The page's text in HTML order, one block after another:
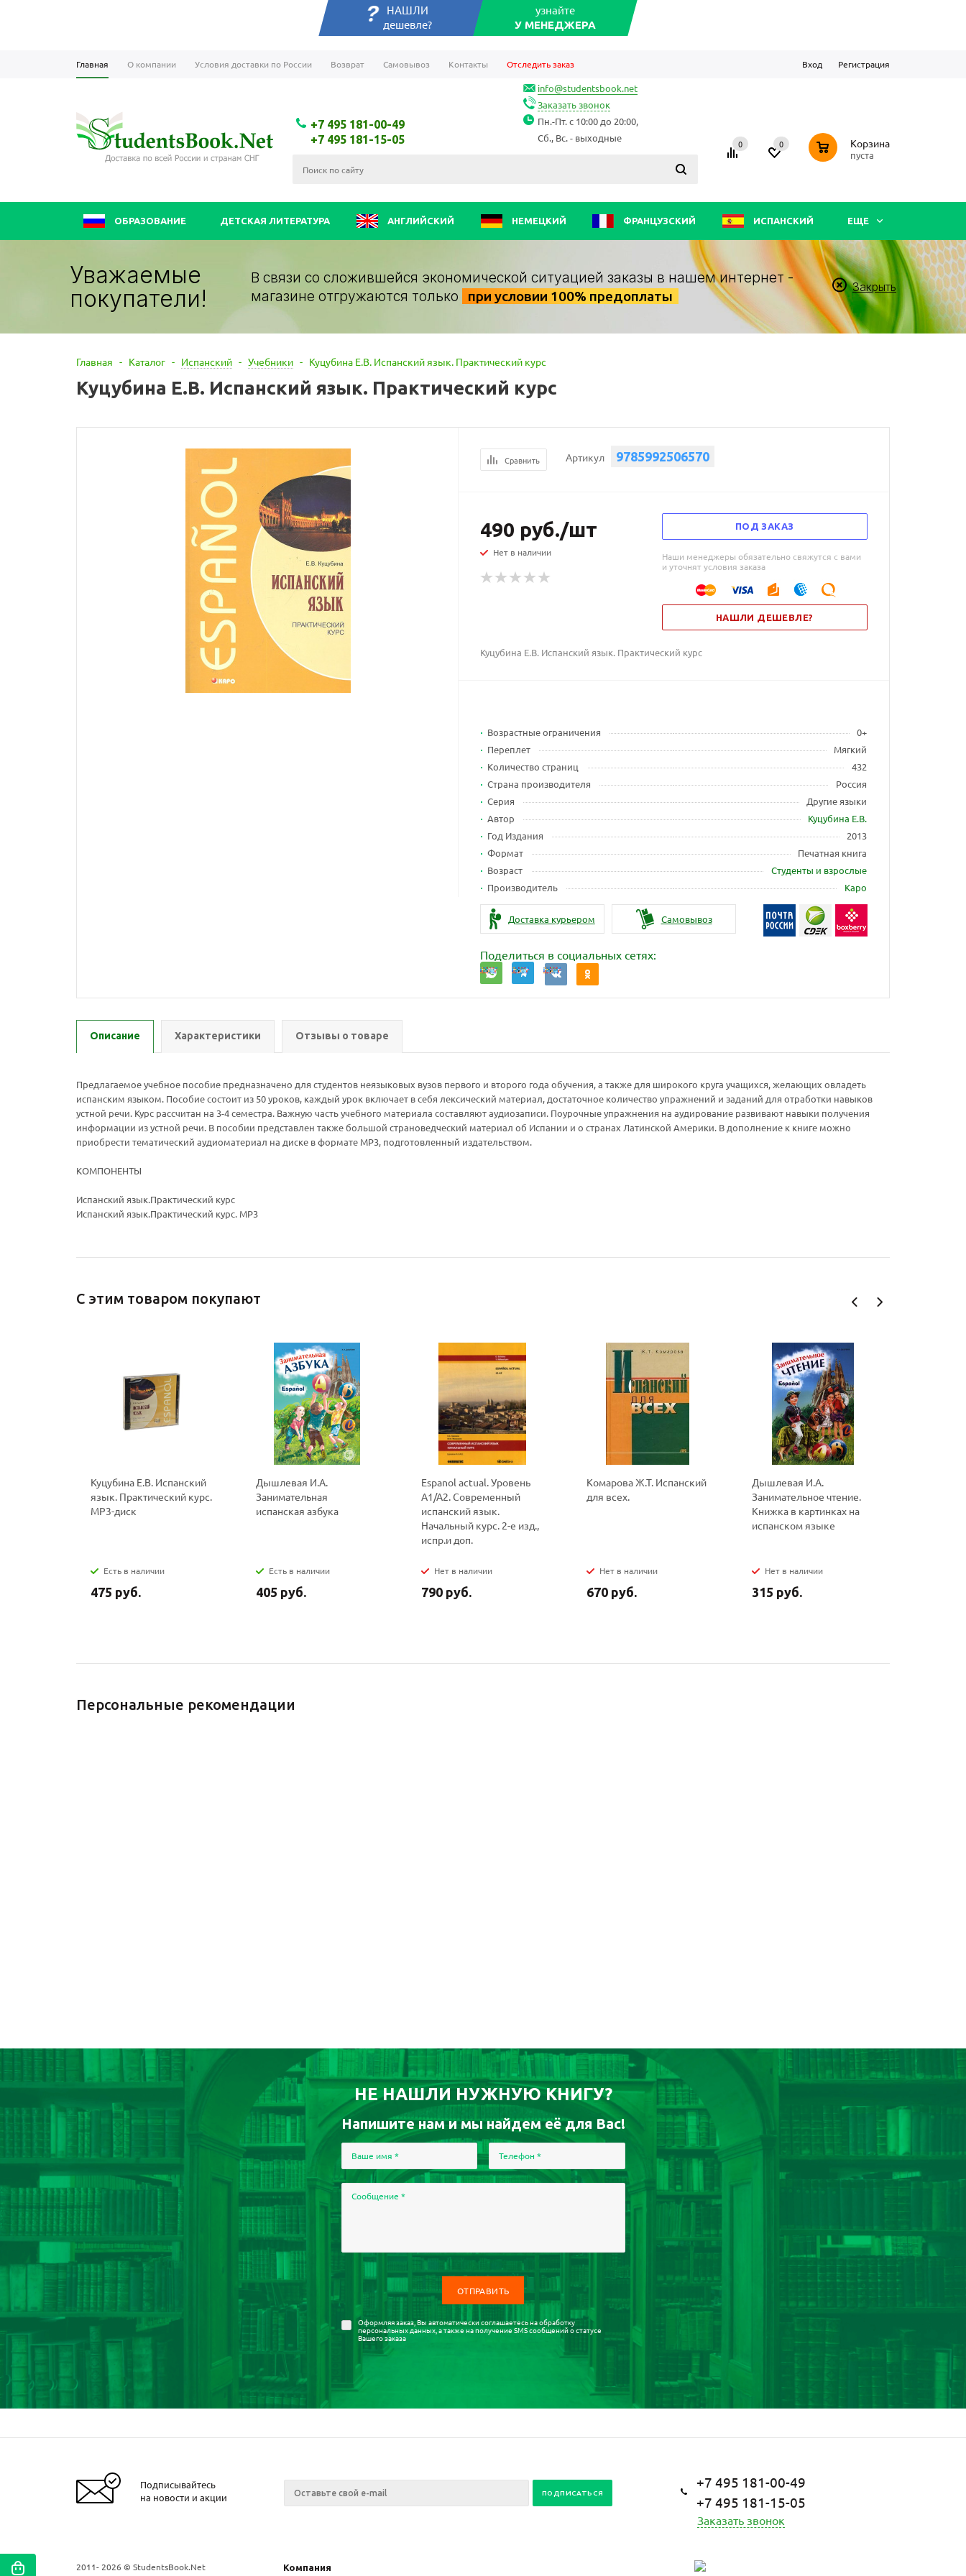
НАШЛИ
дешевле?
узнайте
У МЕНЕДЖЕРА
Главная О компании Условия доставки по России Возврат Самовывоз Контакты Отследить заказ Вход Регистрация
+7 495 181-00-49
+7 495 181-15-05
info@studentsbook.net
Заказать звонок
Пн.-Пт. с 10:00 до 20:00,
Сб., Вс. - выходные
0 0 0 Корзина
пуста
ОБРАЗОВАНИЕ ДЕТСКАЯ ЛИТЕРАТУРА АНГЛИЙСКИЙ НЕМЕЦКИЙ ФРАНЦУЗСКИЙ ИСПАНСКИЙ ЕЩЕ
Уважаемые
покупатели!
В связи со сложившейся экономической ситуацией заказы в нашем интернет -
магазине отгружаются только
при условии 100% предоплаты
Закрыть
Главная - Каталог - Испанский - Учебники - Куцубина Е.В. Испанский язык. Практический курс
Куцубина Е.В. Испанский язык. Практический курс
Сравнить Артикул 9785992506570
490 руб./шт
Нет в наличии
ПОД ЗАКАЗ
Наши менеджеры обязательно свяжутся с вами
и уточнят условия заказа
НАШЛИ ДЕШЕВЛЕ?
Куцубина Е.В. Испанский язык. Практический курс
Возрастные ограничения
0+
Переплет
Мягкий
Количество страниц
432
Страна производителя
Россия
Серия
Другие языки
Автор
Куцубина Е.В.
Год Издания
2013
Формат
Печатная книга
Возраст
Студенты и взрослые
Производитель
Каро
Доставка курьером Самовывоз
Поделиться в социальных сетях:
Описание Характеристики Отзывы о товаре
Предлагаемое учебное пособие предназначено для студентов неязыковых вузов первого и второго года обучения, а также для широкого круга учащихся, желающих овладеть
испанским языком. Пособие состоит из 50 уроков, каждый урок включает в себя лексический материал, достаточное количество упражнений и заданий для отработки навыков
устной речи. Курс рассчитан на 3-4 семестра. Важную часть учебного материала составляют аудиозаписи. Поурочные упражнения на аудирование развивают навыки получения
информации из устной речи. В пособии представлен также большой страноведческий материал об Испании и о странах Латинской Америки. В дополнение к книге можно
приобрести тематический аудиоматериал на диске в формате МР3, подготовленный издательством.
КОМПОНЕНТЫ
Испанский язык.Практический курс
Испанский язык.Практический курс. МР3
С этим товаром покупают
Куцубина Е.В. Испанский
язык. Практический курс.
MP3-диск
Есть в наличии
475 руб.
Дышлевая И.А.
Занимательная
испанская азбука
Есть в наличии
405 руб.
Espanol actual. Уровень
А1/А2. Современный
испанский язык.
Начальный курс. 2-е изд.,
испр.и доп.
Нет в наличии
790 руб.
Комарова Ж.Т. Испанский
для всех.
Нет в наличии
670 руб.
Дышлевая И.А.
Занимательное чтение.
Книжка в картинках на
испанском языке
Нет в наличии
315 руб.
Персональные рекомендации
НЕ НАШЛИ НУЖНУЮ КНИГУ?
Напишите нам и мы найдем её для Вас!
Ваше имя * Телефон *
Сообщение *
Оформляя заказ, Вы автоматически соглашаетесь наобработку
персональных данных, а также на получение SMS сообщений о статусе
Вашего заказа
Подписывайтесь
на новости и акции
+7 495 181-00-49
+7 495 181-15-05
Заказать звонок
2011- 2026 © StudentsBook.Net Компания
конфидициальности
конфидициальности